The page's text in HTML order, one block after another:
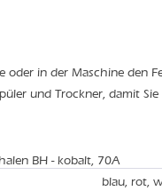
oder in der Maschine den
und Trockner, damit
BH - kobalt, 70A
blau, rot,